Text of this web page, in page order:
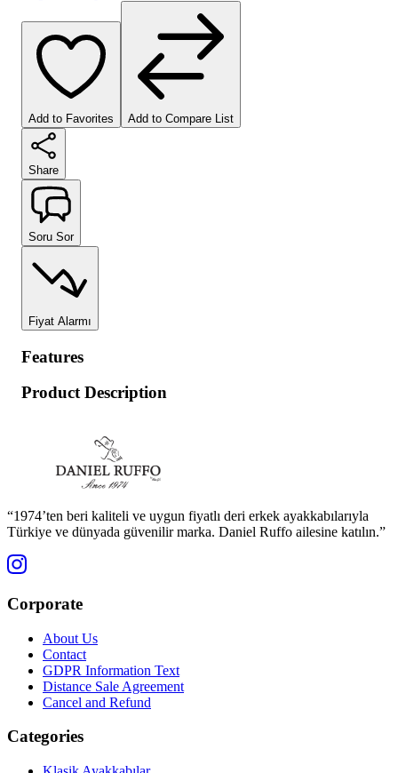
Add to Favorites Add to Compare List
Share
Soru Sor
Fiyat Alarmı
Features
Product Description
“1974’ten beri kaliteli ve uygun fiyatlı deri erkek ayakkabılarıyla
Türkiye ve dünyada güvenilir marka. Daniel Ruffo ailesine katılın.”
Corporate
About Us
Contact
GDPR Information Text
Distance Sale Agreement
Cancel and Refund
Categories